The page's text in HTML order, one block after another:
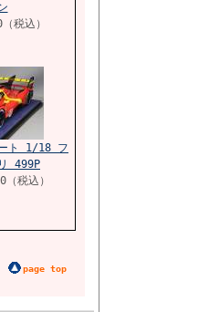
税込）
ト 1/18 フ
499P
税込）
page top